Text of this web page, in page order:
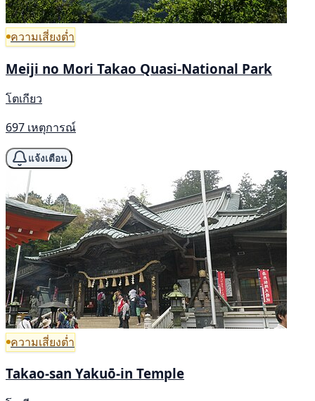
ความเสี่ยงต่ำ
Meiji no Mori Takao Quasi-National Park
โตเกียว
697 เหตุการณ์
แจ้งเตือน
ความเสี่ยงต่ำ
Takao-san Yakuō-in Temple